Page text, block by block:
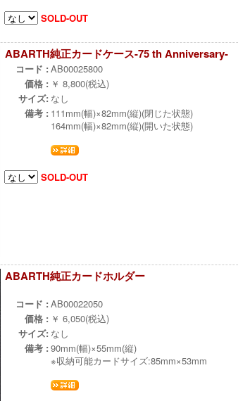
SOLD-OUT
ABARTH純正カードケース-75 th Anniversary-
コード : AB00025800
価格 : ￥ 8,800(税込)
サイズ: なし
備考 : 111mm(幅)×82mm(縦)(閉じた状態)
164mm(幅)×82mm(縦)(開いた状態)
SOLD-OUT
ABARTH純正カードホルダー
コード : AB00022050
価格 : ￥ 6,050(税込)
サイズ: なし
備考 : 90mm(幅)×55mm(縦)
※収納可能カードサイズ:85mm×53mm